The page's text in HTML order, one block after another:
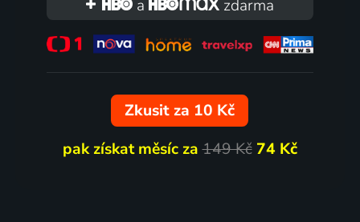
a zdarma
Zkusit za 10 Kč
pak získat měsíc za149 Kč 74 Kč